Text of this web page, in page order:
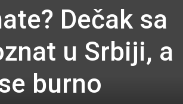
Dečak sa
u Srbiji, a
burno